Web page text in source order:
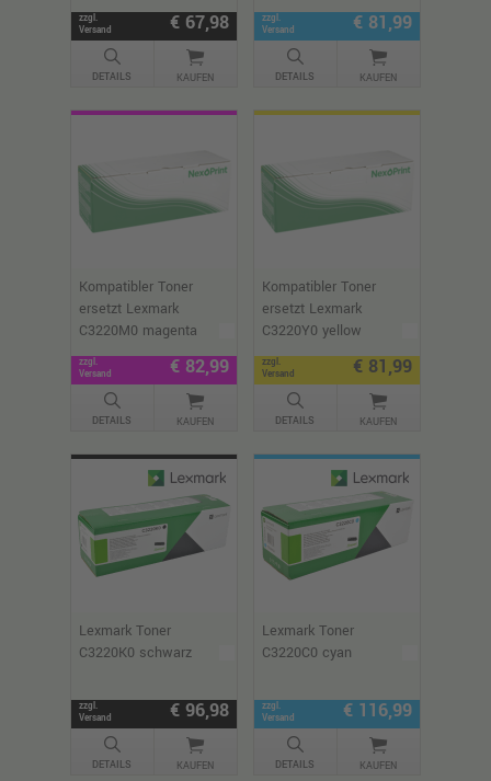
zzgl.
Versand
€ 67,98
DETAILS KAUFEN
zzgl.
Versand
€ 81,99
DETAILS KAUFEN
Kompatibler Toner
ersetzt Lexmark
C3220M0 magenta
zzgl.
Versand
€ 82,99
DETAILS KAUFEN
Kompatibler Toner
ersetzt Lexmark
C3220Y0 yellow
zzgl.
Versand
€ 81,99
DETAILS KAUFEN
Lexmark Toner
C3220K0 schwarz
zzgl.
Versand
€ 96,98
DETAILS KAUFEN
Lexmark Toner
C3220C0 cyan
zzgl.
Versand
€ 116,99
DETAILS KAUFEN